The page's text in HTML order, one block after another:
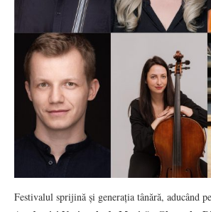
Festivalul sprijină și generația tânără, aducând